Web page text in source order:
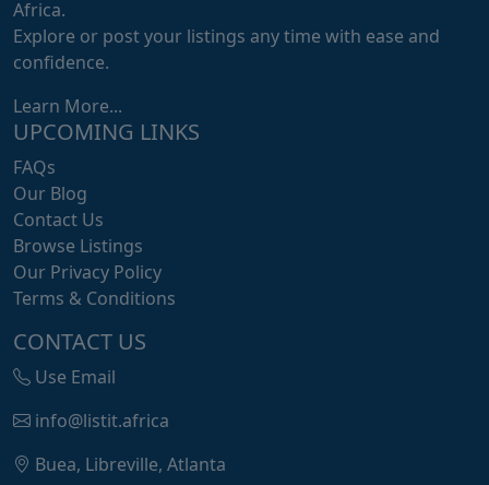
Africa.
Explore or post your listings any time with ease and
confidence.
Learn More...
UPCOMING LINKS
FAQs
Our Blog
Contact Us
Browse Listings
Our Privacy Policy
Terms & Conditions
CONTACT US
Use Email
info@listit.africa
Buea, Libreville, Atlanta